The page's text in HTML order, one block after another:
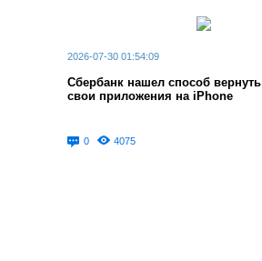
2026-07-30 01:54:09
Сбербанк нашел способ вернуть
свои приложения на iPhone
0 4075